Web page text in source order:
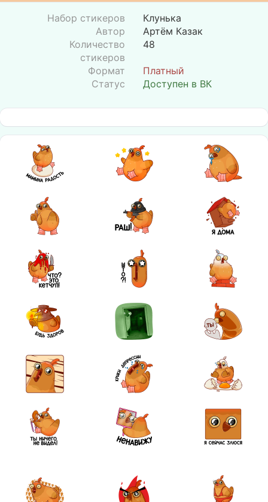
Набор стикеров
Клунька
Автор
Артём Казак
Количество
стикеров
48
Формат
Платный
Статус
Доступен в ВК